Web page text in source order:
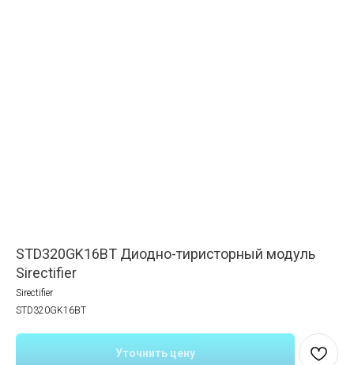
STD320GK16BT Диодно-тиристорный модуль
Sirectifier
Sirectifier
STD320GK16BT
Уточнить цену